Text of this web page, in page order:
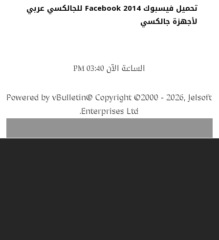
تحميل فيسبوك 2014 Facebook للجالكسي عربي
لأجهزة جالكسي
الساعة الآن 03:40 PM
Powered by vBulletin® Copyright ©2000 - 2026, Jelsoft
Enterprises Ltd.